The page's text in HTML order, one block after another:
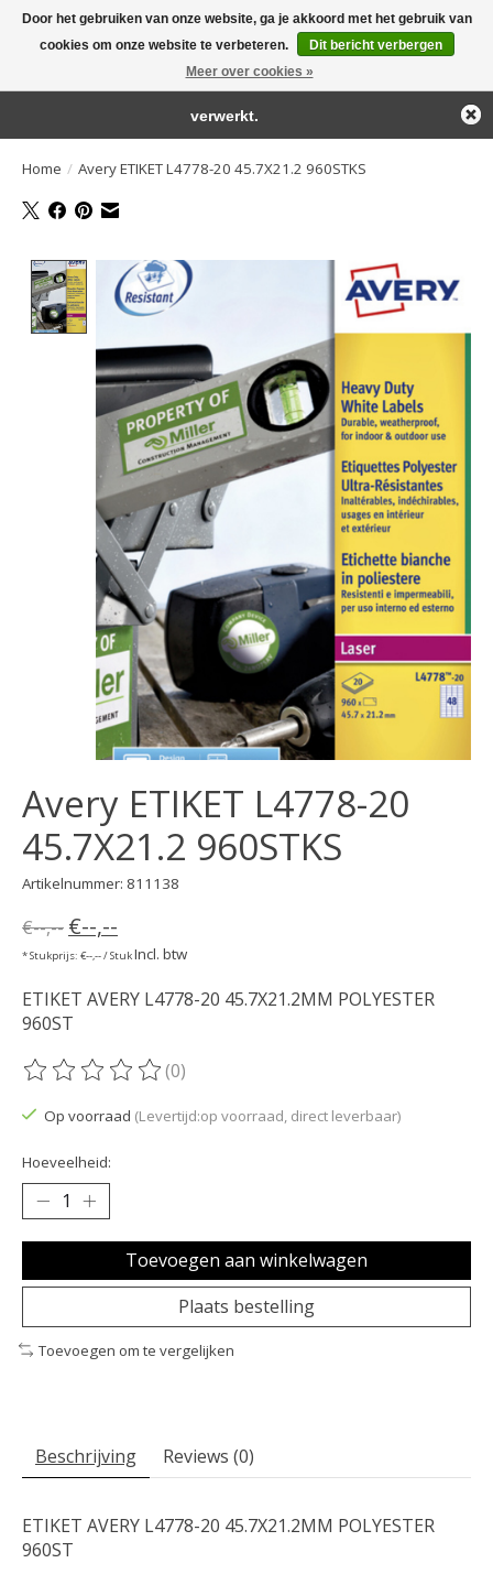
Large selection of products and fast shipping!
Home / Avery ETIKET L4778-20 45.7X21.2 960STKS
Product image slideshow Items
Avery ETIKET L4778-20
45.7X21.2 960STKS
Artikelnummer: 811138
€--,-- €--,--
* Stukprijs: €--,-- / StukIncl. btw
ETIKET AVERY L4778-20 45.7X21.2MM POLYESTER
960ST
De beoordeling van dit product is
(0)
Op voorraad (Levertijd:op voorraad, direct leverbaar)
Hoeveelheid:
Toevoegen aan winkelwagen
Plaats bestelling
Toevoegen om te vergelijken
Beschrijving Reviews (0)
ETIKET AVERY L4778-20 45.7X21.2MM POLYESTER
960ST
Door het gebruiken van onze website, ga je akkoord met het gebruik van
cookies om onze website te verbeteren.
Dit bericht verbergen
Meer over cookies »
← Keer terug naar de backofficeDeze winkel is in aanbouw.
Eventueel geplaatste orders zullen niet worden gehonoreerd of
verwerkt.